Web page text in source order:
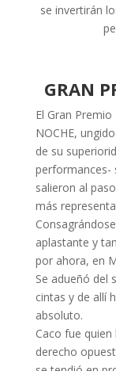
se invertirán
GRAN
El Gran
NOCHE,
de su
performances-
salieron al
más
aplastante y
por ahora, en
Se adueñó del
cintas y de allí
absoluto.
Caco fue
derecho